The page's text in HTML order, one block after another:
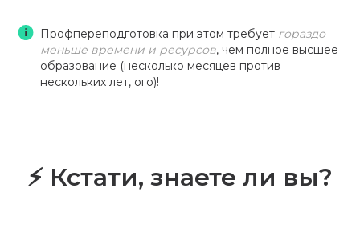
Профпереподготовка при этом требует гораздо
меньше времени и ресурсов, чем полное высшее
образование (несколько месяцев против
нескольких лет, ого)!
⚡ Кстати, знаете ли вы?